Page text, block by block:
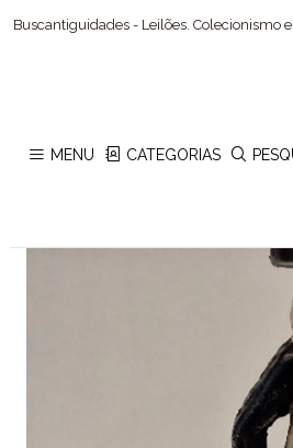
MENU CATEGORIAS
Buscantiguidades - Leilões. Colecionismo